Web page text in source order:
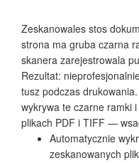
Zeskanowales stos
strona ma gruba czarna
skanera zarejestrowala
Rezultat:
tusz podczas drukowania.
wykrywa te czarne ramki
plikach PDF i TIFF —
Automatycznie
zeskanowanych